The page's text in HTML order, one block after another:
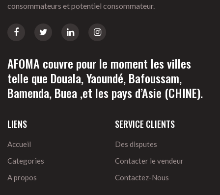
consommateurs et potentiel consommateur.
AFOMA couvre pour le moment les villes
telle que Douala, Yaoundé, Bafoussam,
Bamenda, Buea ,et les pays d’Asie (CHINE).
LIENS
Accueil
Categories
A propos
SERVICE CLIENTS
Des disputes
Contacter le vendeur
Contactez-Nous